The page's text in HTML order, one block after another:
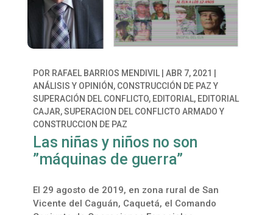
POR RAFAEL BARRIOS MENDIVIL| ABR 7, 2021
ANÁLISIS Y OPINIÓN, CONSTRUCCIÓN DE PAZ Y
SUPERACIÓN DEL CONFLICTO, EDITORIAL, EDITORIAL
CAJAR,SUPERACION DEL CONFLICTO ARMADO Y
CONSTRUCCION DE PAZ
Las niñas y niños no son
”máquinas de guerra”
El 29 agosto de 2019, en zona rural de San
Vicente del Caguán, Caquetá, el Comando